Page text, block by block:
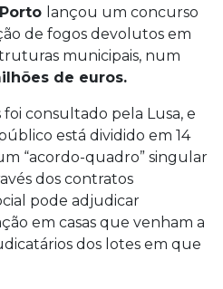
lançou um concurso
de fogos devolutos em
municipais, num
de euros.
consultado pela Lusa, e
está dividido em 14
“acordo-quadro” singular
dos contratos
pode adjudicar
em casas que venham a
dos lotes em que